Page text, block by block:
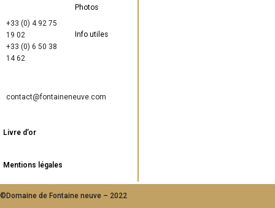
+33 (0) 4 92 75
19 02
+33 (0) 6 50 38
14 62
contact@fontaineneuve.com
Photos
Info utiles
Livre d’or
Mentions légales
©Domaine de Fontaine neuve – 2022